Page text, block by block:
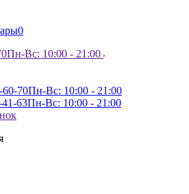
0
Пн-Вс: 10:00 - 21:00
60-70Пн-Вс: 10:00 - 21:00
63Пн-Вс: 10:00 - 21:00